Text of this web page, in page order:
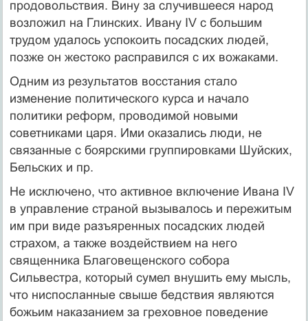
продовольствия. Вину за случившееся народ
возложил на Глинских. Ивану IV с большим
трудом удалось успокоить посадских людей,
позже он жестоко расправился с их вожаками.
Одним из результатов восстания стало
изменение политического курса и начало
политики реформ, проводимой новыми
советниками царя. Ими оказались люди, не
связанные с боярскими группировками Шуйских,
Бельских и пр.
Не исключено, что активное включение Ивана IV
в управление страной вызывалось и пережитым
им при виде разъяренных посадских людей
страхом, а также воздействием на него
священника Благовещенского собора
Сильвестра, который сумел внушить ему мысль,
что ниспосланные свыше бедствия являются
божьим наказанием за греховное поведение